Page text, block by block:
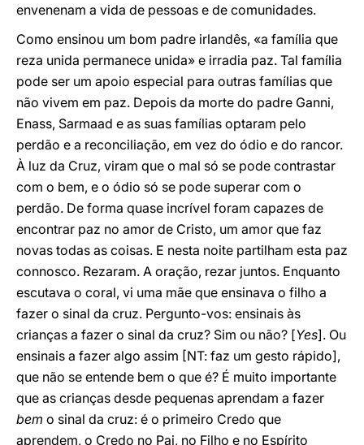
envenenam a vida de pessoas e de comunidades.
Como ensinou um bom padre irlandês, «a família que
reza unida permanece unida» e irradia paz. Tal família
pode ser um apoio especial para outras famílias que
não vivem em paz. Depois da morte do padre Ganni,
Enass, Sarmaad e as suas famílias optaram pelo
perdão e a reconciliação, em vez do ódio e do rancor.
À luz da Cruz, viram que o mal só se pode contrastar
com o bem, e o ódio só se pode superar com o
perdão. De forma quase incrível foram capazes de
encontrar paz no amor de Cristo, um amor que faz
novas todas as coisas. E nesta noite partilham esta paz
connosco. Rezaram. A oração, rezar juntos. Enquanto
escutava o coral, vi uma mãe que ensinava o filho a
fazer o sinal da cruz. Pergunto-vos: ensinais às
crianças a fazer o sinal da cruz? Sim ou não? [Yes]. Ou
ensinais a fazer algo assim [NT: faz um gesto rápido],
que não se entende bem o que é? É muito importante
que as crianças desde pequenas aprendam a fazer
bem o sinal da cruz: é o primeiro Credo que
aprendem, o Credo no Pai, no Filho e no Espírito